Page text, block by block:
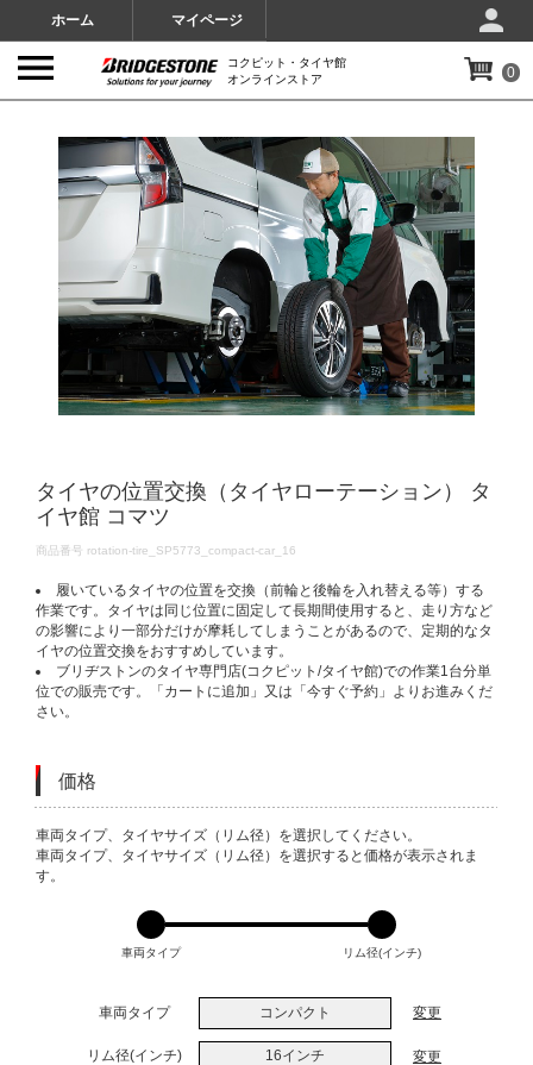
ホーム マイページ
コクピット・タイヤ館
オンラインストア
0
タイヤの位置交換（タイヤローテーション） タ
イヤ館 コマツ
DETAILS
商品番号 rotation-tire_SP5773_compact-car_16
履いているタイヤの位置を交換（前輪と後輪を入れ替える等）する
作業です。タイヤは同じ位置に固定して長期間使用すると、走り方など
の影響により一部分だけが摩耗してしまうことがあるので、定期的なタ
イヤの位置交換をおすすめしています。
ブリヂストンのタイヤ専門店(コクピット/タイヤ館)での作業1台分単
位での販売です。「カートに追加」又は「今すぐ予約」よりお進みくだ
さい。
価格
VARIATIONS
車両タイプ、タイヤサイズ（リム径）を選択してください。
車両タイプ、タイヤサイズ（リム径）を選択すると価格が表示されま
す。
車両タイプ リム径(インチ)
車両タイプ コンパクト 変更
リム径(インチ) 16インチ 変更